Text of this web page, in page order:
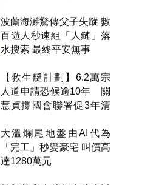
波蘭海灘驚傳父子失蹤 數
百遊人秒速組「人鏈」落
水搜索 最終平安無事
【救生艇計劃】6.2萬宗
人道申請恐候逾10年 關
慧貞撐國會聯署促3年清
大溫爛尾地盤由AI代為
「完工」秒變豪宅 叫價高
達1280萬元